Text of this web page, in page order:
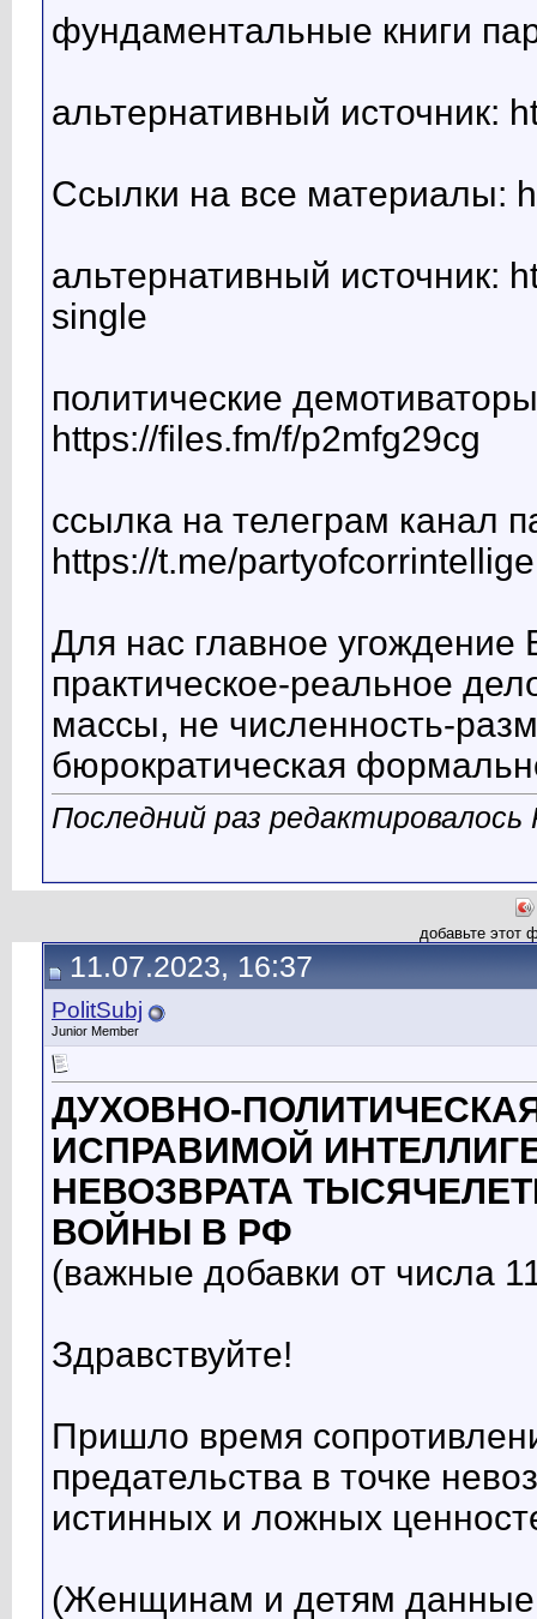
фундаментальные книги
альтернативный источник:
Ссылки на все материалы:
альтернативный источник:
single
политические
https://files.fm/f/p2mfg29cg
ссылка на телеграм канал
https://t.me/
Для нас главное угождение
практическое-реальное
массы, не численность-
бюрократическая
Последний раз
добавьте этот
11.07.2023, 16:37
PolitSubj
Junior Member
ДУХОВНО-
ИСПРАВИМОЙ
НЕВОЗВРАТА
ВОЙНЫ В РФ
(важные добавки от числа
Здравствуйте!
Пришло время
предательства в точке
истинных и ложных
(Женщинам и детям